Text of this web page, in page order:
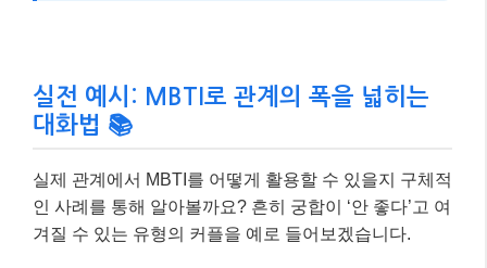
제 해결 지향.
INFP (잔다르크형):
감성적, 이상주의적, 조화 중
시, 공감과 가치 중요.
갈등 과정
ENTJ는 문제가 발생하면 즉시 해결책을 찾으려 하
지만, INFP는 먼저 감정적인 공감과 위로를 받고